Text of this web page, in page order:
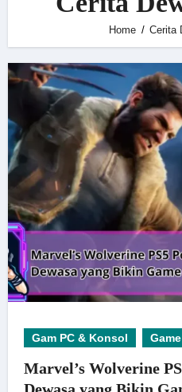
Home Cerita
Gam PC & Konsol
Marvel’s Wolverine